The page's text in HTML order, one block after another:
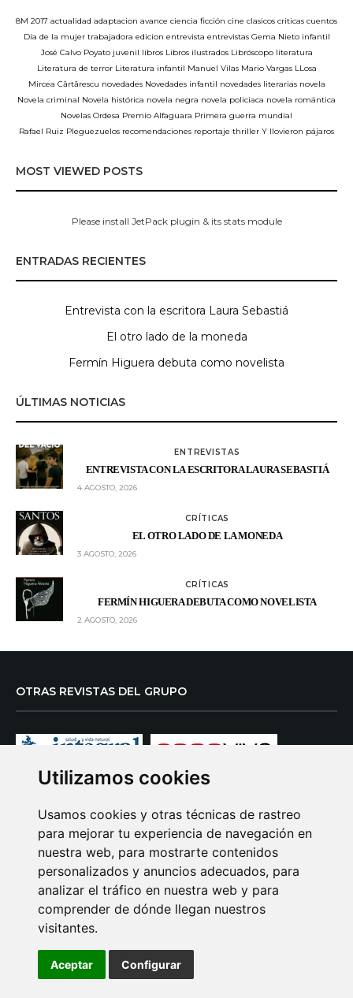
Utilizamos cookies
Usamos cookies y otras técnicas de rastreo
para mejorar tu experiencia de navegación en
nuestra web, para mostrarte contenidos
personalizados y anuncios adecuados, para
analizar el tráfico en nuestra web y para
comprender de dónde llegan nuestros
visitantes.
Aceptar Configurar
8M 2017 actualidad adaptacion avance ciencia ficción cine clasicos criticas cuentos
Día de la mujer trabajadora edicion entrevista entrevistas Gema Nieto infantil
José Calvo Poyato juvenil libros Libros ilustrados Libróscopo literatura
Literatura de terror Literatura infantil Manuel Vilas Mario Vargas LLosa
Mircea Cărtărescu novedades Novedades infantil novedades literarias novela
Novela criminal Novela histórica novela negra novela policiaca novela romántica
Novelas Ordesa Premio Alfaguara Primera guerra mundial
Rafael Ruiz Pleguezuelos recomendaciones reportaje thriller Y llovieron pájaros
MOST VIEWED POSTS
Please install JetPack plugin & its stats module
ENTRADAS RECIENTES
Entrevista con la escritora Laura Sebastiá
El otro lado de la moneda
Fermín Higuera debuta como novelista
ÚLTIMAS NOTICIAS
ENTREVISTAS
ENTREVISTA CON LA ESCRITORA LAURA SEBASTIÁ
4 AGOSTO, 2026
CRÍTICAS
EL OTRO LADO DE LA MONEDA
3 AGOSTO, 2026
CRÍTICAS
FERMÍN HIGUERA DEBUTA COMO NOVELISTA
2 AGOSTO, 2026
OTRAS REVISTAS DEL GRUPO
CONNECOR REVISTAS TIENDA